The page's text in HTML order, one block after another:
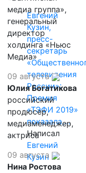
Евгений
Кузин,
пресс-
секретарь
телевидения
России»:
Премия
«ТЭФИ 2019»
показала,…
Написал
Евгений
Кузин
медиа группа»,
генеральный
директор
холдинга «Ньюс
Медиа»
09 августа
Юлия Богатикова
российский
продюсер,
медиаменеджер,
актриса
09 августа
Нина Ростова